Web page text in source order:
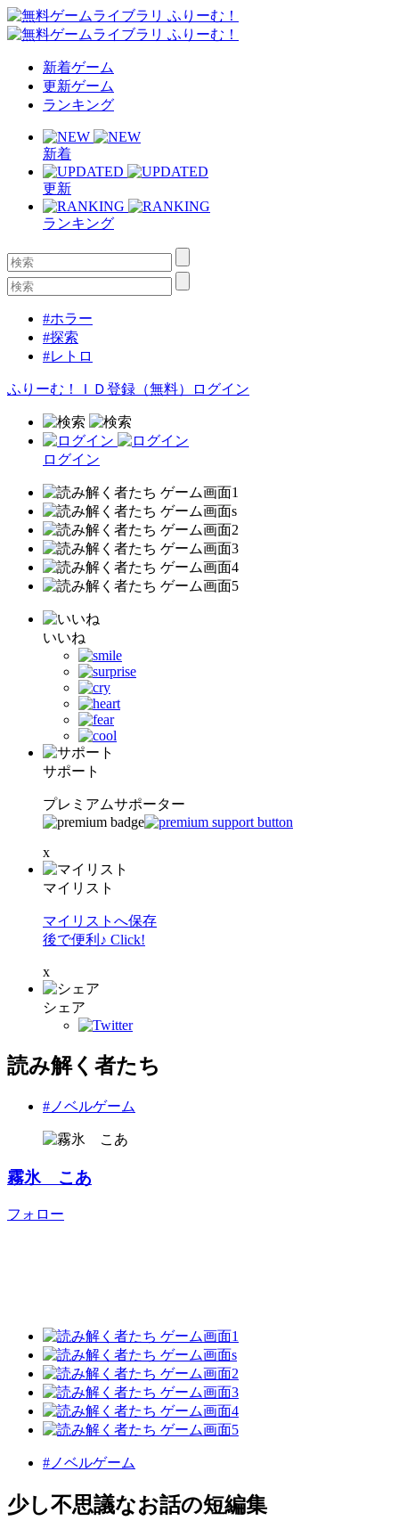
新着ゲーム
更新ゲーム
ランキング
新着
更新
ランキング
#ホラー
#探索
#レトロ
ふりーむ！ＩＤ登録（無料） ログイン
ログイン
いいね
サポート
プレミアムサポーター
x
マイリスト
マイリストへ保存
後で便利♪ Click!
x
シェア
読み解く者たち
#ノベルゲーム
霧氷 こあ
フォロー
#ノベルゲーム
少し不思議なお話の短編集